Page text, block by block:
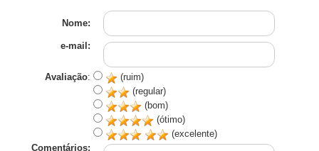
Nome:
e-mail:
Avaliação:
(ruim)
(regular)
(bom)
(ótimo)
(excelente)
Comentários: